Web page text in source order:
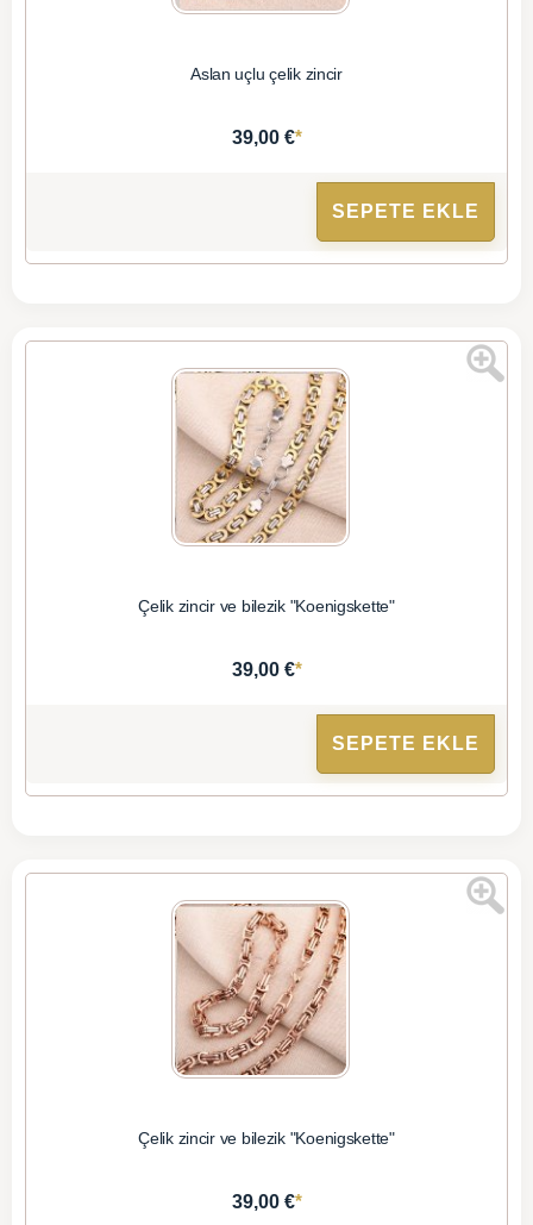
Aslan uçlu çelik zincir
39,00 €*
SEPETE EKLE
Çelik zincir ve bilezik "Koenigskette"
39,00 €*
SEPETE EKLE
Çelik zincir ve bilezik "Koenigskette"
39,00 €*